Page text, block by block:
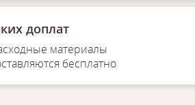
доплат
материалы
бесплатно